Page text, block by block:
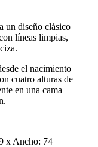
un diseño clásico
líneas limpias,
el nacimiento
cuatro alturas de
en una cama
x Ancho: 74